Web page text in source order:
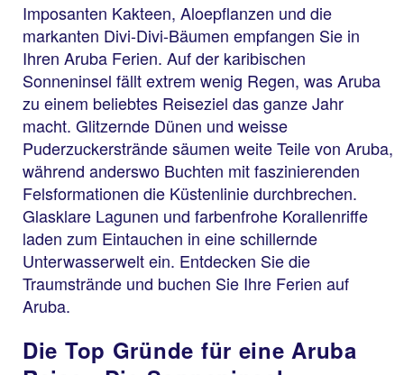
Imposanten Kakteen, Aloepflanzen und die
markanten Divi-Divi-Bäumen empfangen Sie in
Ihren Aruba Ferien. Auf der karibischen
Sonneninsel fällt extrem wenig Regen, was Aruba
zu einem beliebtes Reiseziel das ganze Jahr
macht. Glitzernde Dünen und weisse
Puderzuckerstrände säumen weite Teile von Aruba,
während anderswo Buchten mit faszinierenden
Felsformationen die Küstenlinie durchbrechen.
Glasklare Lagunen und farbenfrohe Korallenriffe
laden zum Eintauchen in eine schillernde
Unterwasserwelt ein. Entdecken Sie die
Traumstrände und buchen Sie Ihre Ferien auf
Aruba.
Die Top Gründe für eine Aruba